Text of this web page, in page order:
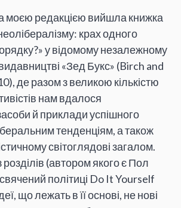
моєю редакцією вийшла книжка
крах одного
у відомому незалежному
«Зед Букс» (Birch and
де разом з великою кількістю
нам вдалося
й приклади успішного
тенденціям, а також
світоглядові загалом.
(автором якого є Пол
політиці Do It Yourself
що лежать в її основі, не нові